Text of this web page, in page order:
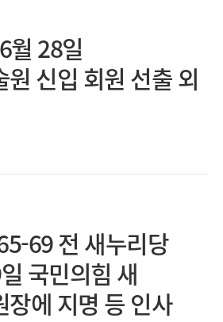
월 28일
신입 회원 선출 외
69 전 새누리당
국민의힘 새
장에 지명 등 인사